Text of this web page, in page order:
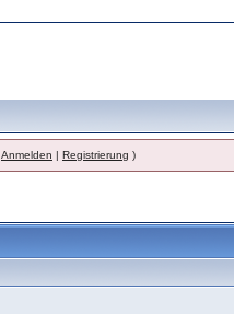
Anmelden | Registrierung )